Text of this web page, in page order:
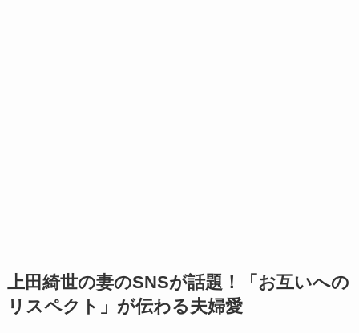
上田綺世の妻のSNSが話題！「お互いへの
リスペクト」が伝わる夫婦愛